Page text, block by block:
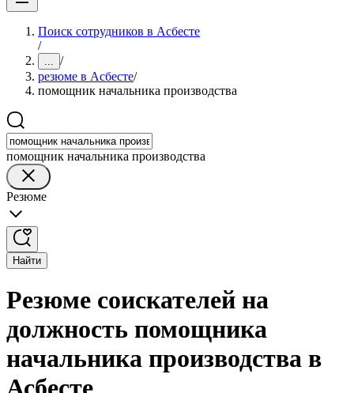
Поиск сотрудников в Асбесте
/
... /
резюме в Асбесте/
помощник начальника производства
помощник начальника производства
Резюме
Найти
Резюме соискателей на
должность помощника
начальника производства в